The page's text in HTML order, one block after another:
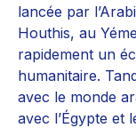
lancée par
Houthis, au
rapidement un
humanitaire.
avec le monde
avec l’Égypte et